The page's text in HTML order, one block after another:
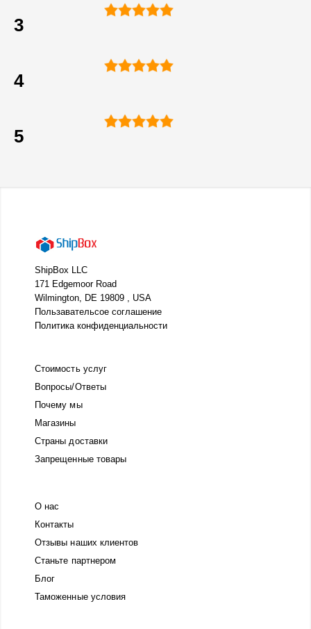
3
4
5
ShipBox LLC
171 Edgemoor Road
Wilmington, DE 19809 , USA
Пользавательсое соглашение
Политика конфиденциальности
Стоимость услуг
Вопросы/Ответы
Почему мы
Магазины
Страны доставки
Запрещенные товары
О нас
Контакты
Отзывы наших клиентов
Станьте партнером
Блог
Таможенные условия